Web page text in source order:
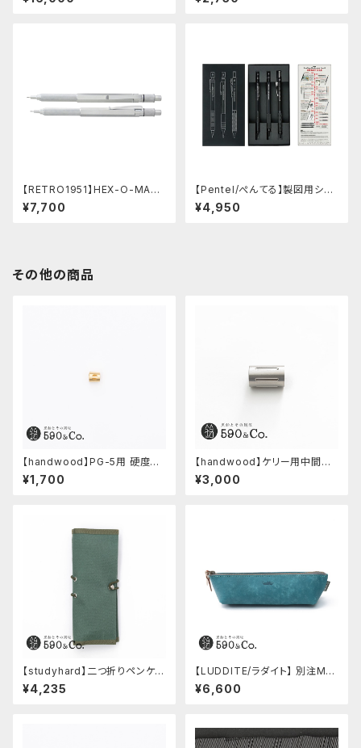
ル (ブルー/0.5mm)
【RETRO1951】HEX-O-MATI
Cヘクソマティックシャープペン
シル (シルバー)
¥7,700
【Pentel/ぺんてる】製図用シャ
ープペンシル 60周年限定3本
セット
¥4,950
その他の商品
【handwood】PG-5用 硬度表
示窓 (真鍮/丸窓)
¥1,700
【handwood】ケリー用中間パ
ーツ/カスタムグリップ (縦溝/ス
テンレス)
¥3,000
【studyhard】二つ折りペンケー
ス ミニマムコンパクトサイズ
(アクアブルー)
¥4,235
【LUDDITE/ラダイト】 別注MAY
Aレザーボートペンケース (ター
キーブルー)
¥6,600